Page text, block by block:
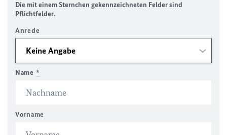
Die mit einem Sternchen gekennzeichneten Felder sind
Pflichtfelder.
Anrede
Name *
Vorname